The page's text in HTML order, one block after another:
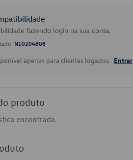
fazendo login na sua conta.
N10204808
apenas para clientes logados. Entrar
produto
encontrada.